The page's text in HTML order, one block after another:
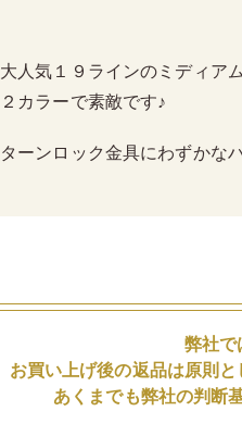
大人気１９ラインのミディア
２カラーで素敵です♪
ターンロック金具にわずかな
弊社で
お買い上げ後の返品は原則
あくまでも弊社の判断